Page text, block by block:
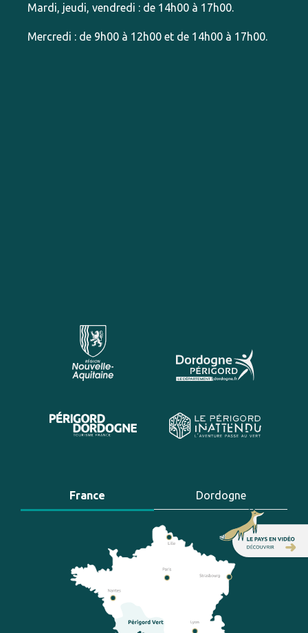
Mardi, jeudi, vendredi : de 14h00 à 17h00.
Mercredi : de 9h00 à 12h00 et de 14h00 à 17h00.
France Dordogne